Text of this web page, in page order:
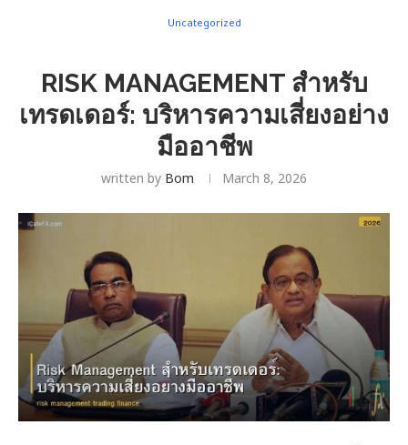
Uncategorized
RISK MANAGEMENT สำหรับ
เทรดเดอร์: บริหารความเสี่ยงอย่าง
มืออาชีพ
written by Bom March 8, 2026